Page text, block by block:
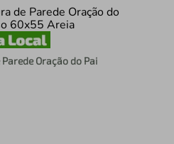
Oração do Pai